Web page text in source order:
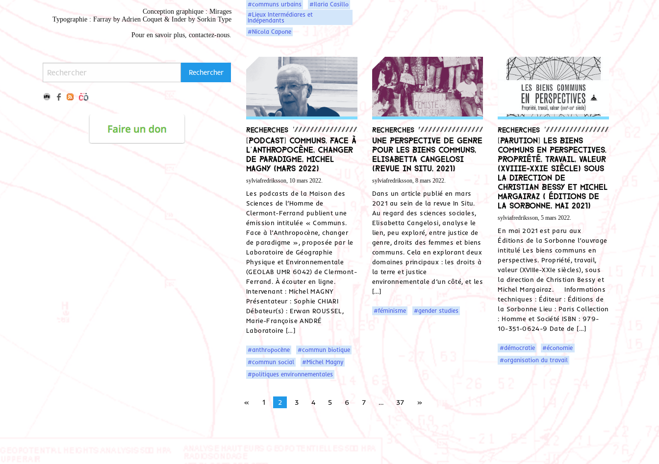
Conception graphique : Mirages
Typographie : Farray by Adrien Coquet & Inder by Sorkin Type
Pour en savoir plus, contactez-nous.
#communs urbains
#Ilaria Casillo
#Lieux Intermédiares et
Indépendants
#Nicola Capone
Recherches
[Podcast] Communs. Face à
l’Anthropocène, changer
de paradigme, Michel
Magny (mars 2022)
sylviafredriksson, 10 mars 2022.
Les podcasts de la Maison des
Sciences de l’Homme de
Clermont-Ferrand publient une
émission intitulée « Communs.
Face à l’Anthropocène, changer
de paradigme », proposée par le
Laboratoire de Géographie
Physique et Environnementale
(GEOLAB UMR 6042) de Clermont-
Ferrand. À écouter en ligne.
Intervenant : Michel MAGNY
Présentateur : Sophie CHIARI
Débateur(s) : Erwan ROUSSEL,
Marie-Françoise ANDRÉ
Laboratoire […]
#anthropocène
#commun biotique
#commun social
#Michel Magny
#politiques environnementales
Recherches
Une perspective de genre
pour les biens communs,
Elisabetta Cangelosi
(Revue In Situ, 2021)
sylviafredriksson, 8 mars 2022.
Dans un article publié en mars
2021 au sein de la revue In Situ.
Au regard des sciences sociales,
Elisabetta Cangelosi, analyse le
lien, peu exploré, entre justice de
genre, droits des femmes et biens
communs. Cela en explorant deux
domaines principaux : les droits à
la terre et justice
environnementale d’un côté, et les
[…]
#féminisme #gender studies
Recherches
[Parution] Les biens
communs en perspectives.
Propriété, travail, valeur
(XVIIIe-XXIe siècle) Sous
la direction de
Christian Bessy et Michel
Margairaz ( Éditions de
la Sorbonne, mai 2021)
sylviafredriksson, 5 mars 2022.
En mai 2021 est paru aux
Éditions de la Sorbonne l’ouvrage
intitulé Les biens communs en
perspectives. Propriété, travail,
valeur (XVIIIe-XXIe siècles), sous
la direction de Christian Bessy et
Michel Margairaz. Informations
techniques : Éditeur : Éditions de
la Sorbonne Lieu : Paris Collection
: Homme et Société ISBN : 979-
10-351-0624-9 Date de […]
#démocratie
#économie
#organisation du travail
« 1 2 3 4 5 6 7 … 37 »